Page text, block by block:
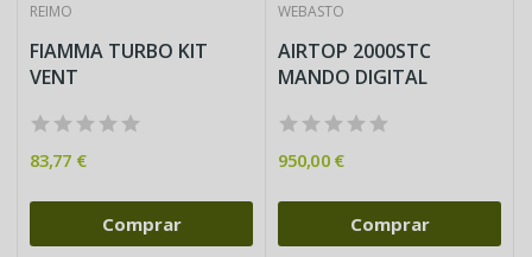
REIMO
FIAMMA TURBO KIT
VENT
83,77 €
Comprar
WEBASTO
AIRTOP 2000STC
MANDO DIGITAL
950,00 €
Comprar